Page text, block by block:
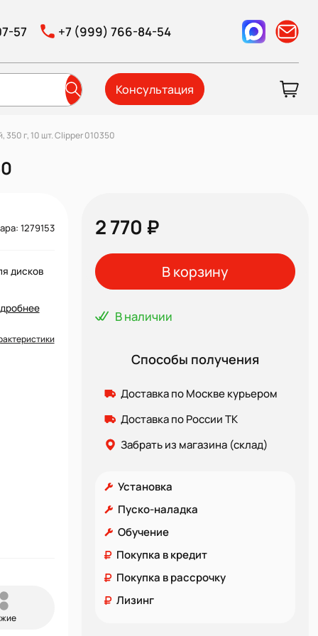
57 +7 (999) 766-84-54
Консультация
350 г, 10 шт. Clipper 010350
1279153
дисков
2 770 ₽
В корзину
В наличии
Способы получения
Доставка по Москве курьером
Доставка по России ТК
Забрать из магазина (склад)
Установка
Пуско-наладка
Обучение
Покупка в кредит
Покупка в рассрочку
Лизинг